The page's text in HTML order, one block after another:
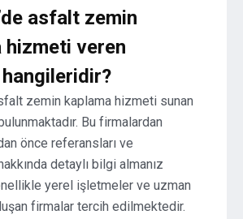
asfalt zemin
hizmeti veren
zemin kaplama hizmeti sunan
Bu firmalardan
önce referansları ve
detaylı bilgi almanız
yerel işletmeler ve uzman
firmalar tercih edilmektedir.